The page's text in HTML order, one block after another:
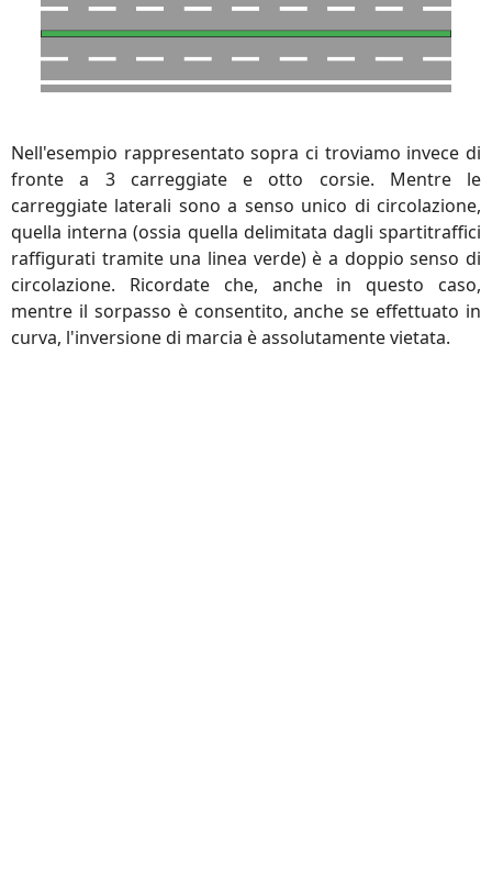
Nell'esempio rappresentato sopra ci troviamo invece di
fronte a 3 carreggiate e otto corsie. Mentre le
carreggiate laterali sono a senso unico di circolazione,
quella interna (ossia quella delimitata dagli spartitraffici
raffigurati tramite una linea verde) è a doppio senso di
circolazione. Ricordate che, anche in questo caso,
mentre il sorpasso è consentito, anche se effettuato in
curva, l'inversione di marcia è assolutamente vietata.